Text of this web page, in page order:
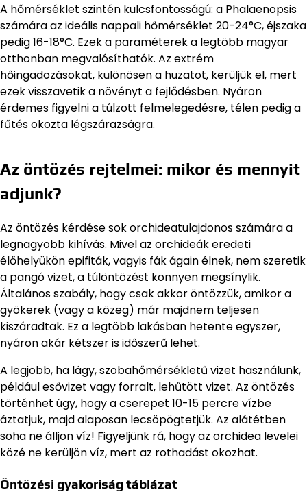
A hőmérséklet szintén kulcsfontosságú: a Phalaenopsis
számára az ideális nappali hőmérséklet 20-24°C, éjszaka
pedig 16-18°C. Ezek a paraméterek a legtöbb magyar
otthonban megvalósíthatók. Az extrém
hőingadozásokat, különösen a huzatot, kerüljük el, mert
ezek visszavetik a növényt a fejlődésben. Nyáron
érdemes figyelni a túlzott felmelegedésre, télen pedig a
fűtés okozta légszárazságra.
Az öntözés rejtelmei: mikor és mennyit
adjunk?
Az öntözés kérdése sok orchideatulajdonos számára a
legnagyobb kihívás. Mivel az orchideák eredeti
élőhelyükön epifiták, vagyis fák ágain élnek, nem szeretik
a pangó vizet, a túlöntözést könnyen megsínylik.
Általános szabály, hogy csak akkor öntözzük, amikor a
gyökerek (vagy a közeg) már majdnem teljesen
kiszáradtak. Ez a legtöbb lakásban hetente egyszer,
nyáron akár kétszer is időszerű lehet.
A legjobb, ha lágy, szobahőmérsékletű vizet használunk,
például esővizet vagy forralt, lehűtött vizet. Az öntözés
történhet úgy, hogy a cserepet 10-15 percre vízbe
áztatjuk, majd alaposan lecsöpögtetjük. Az alátétben
soha ne álljon víz! Figyeljünk rá, hogy az orchidea levelei
közé ne kerüljön víz, mert az rothadást okozhat.
Öntözési gyakoriság táblázat